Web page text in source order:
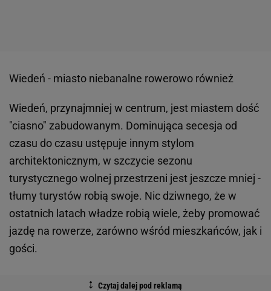
Wiedeń - miasto niebanalne rowerowo również
Wiedeń, przynajmniej w centrum, jest miastem dość
"ciasno" zabudowanym. Dominująca secesja od
czasu do czasu ustępuje innym stylom
architektonicznym, w szczycie sezonu
turystycznego wolnej przestrzeni jest jeszcze mniej -
tłumy turystów robią swoje. Nic dziwnego, że w
ostatnich latach władze robią wiele, żeby promować
jazdę na rowerze, zarówno wśród mieszkańców, jak i
gości.